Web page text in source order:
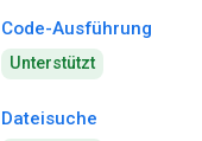
Code-Ausführung
Unterstützt
Dateisuche